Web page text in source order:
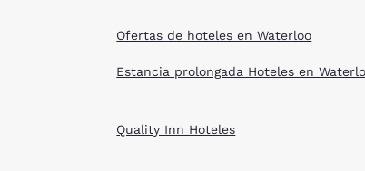
Ofertas de hoteles en Waterloo
Estancia prolongada Hoteles en
Quality Inn Hoteles